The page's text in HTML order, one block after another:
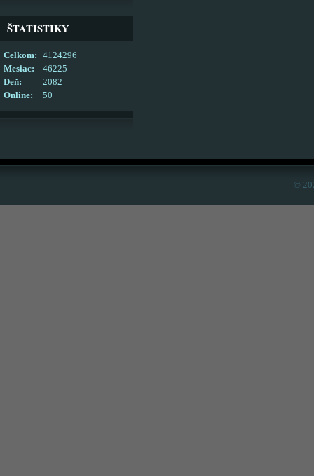
ŠTATISTIKY
Online: 50
Celkom:
4124296
Mesiac:
46225
Deň:
2082
©